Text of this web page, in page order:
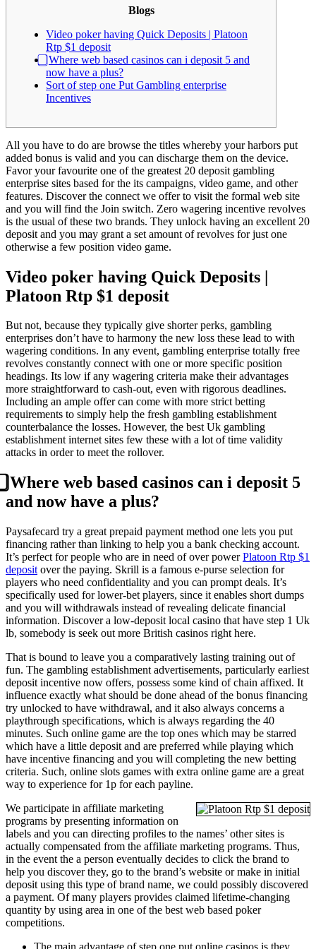
Blogs
Video poker having Quick Deposits | Platoon
Rtp $1 deposit
⃣ Where web based casinos can i deposit 5 and
now have a plus?
Sort of step one Put Gambling enterprise
Incentives
All you have to do are browse the titles whereby your harbors put
added bonus is valid and you can discharge them on the device.
Favor your favourite one of the greatest 20 deposit gambling
enterprise sites based for the its campaigns, video game, and other
features. Discover the connect we offer to visit the formal web site
and you will find the Join switch. Zero wagering incentive revolves
is the usual of these two brands. They unlock having an excellent 20
deposit and you may grant a set amount of revolves for just one
otherwise a few position video game.
Video poker having Quick Deposits |
Platoon Rtp $1 deposit
But not, because they typically give shorter perks, gambling
enterprises don’t have to harmony the new loss these lead to with
wagering conditions. In any event, gambling enterprise totally free
revolves constantly connect with one or more specific position
headings. Its low if any wagering criteria make their advantages
more straightforward to cash-out, even with rigorous deadlines.
Including an ample offer can come with more strict betting
requirements to simply help the fresh gambling establishment
counterbalance the losses. However, the best Uk gambling
establishment internet sites few these with a lot of time validity
attacks in order to meet the rollover.
⃣ Where web based casinos can i deposit 5
and now have a plus?
Paysafecard try a great prepaid payment method one lets you put
financing rather than linking to help you a bank checking account.
It’s perfect for people who are in need of over powerPlatoon Rtp $1
deposit over the paying. Skrill is a famous e-purse selection for
players who need confidentiality and you can prompt deals. It’s
specifically used for lower-bet players, since it enables short dumps
and you will withdrawals instead of revealing delicate financial
information. Discover a low-deposit local casino that have step 1 Uk
lb, somebody is seek out more British casinos right here.
That is bound to leave you a comparatively lasting training out of
fun. The gambling establishment advertisements, particularly earliest
deposit incentive now offers, possess some kind of chain affixed. It
influence exactly what should be done ahead of the bonus financing
try unlocked to have withdrawal, and it also always concerns a
playthrough specifications, which is always regarding the 40
minutes. Such online game are the top ones which may be starred
which have a little deposit and are preferred while playing which
have incentive financing and you will completing the new betting
criteria. Such, online slots games with extra online game are a great
way to experience for 1p for each payline.
We participate in affiliate marketing
programs by presenting information on
labels and you can directing profiles to the names’ other sites is
actually compensated from the affiliate marketing programs. Thus,
in the event the a person eventually decides to click the brand to
help you discover they, go to the brand’s website or make in initial
deposit using this type of brand name, we could possibly discovered
a payment. Of many players provides claimed lifetime-changing
quantity by using area in one of the best web based poker
competitions.